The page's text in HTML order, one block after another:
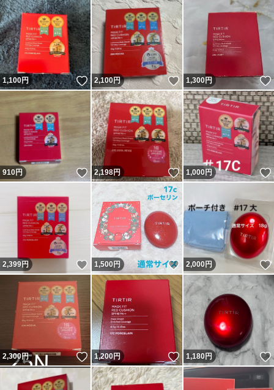
1,100円 いいね！
2,100円 いいね！
1,300円
910円 いいね！
2,198円 いいね！
1,000 円
2,399円 いいね！
1,500円 いいね！
2,000円
2,300円 いいね！
1,200円 いいね！
1,180円